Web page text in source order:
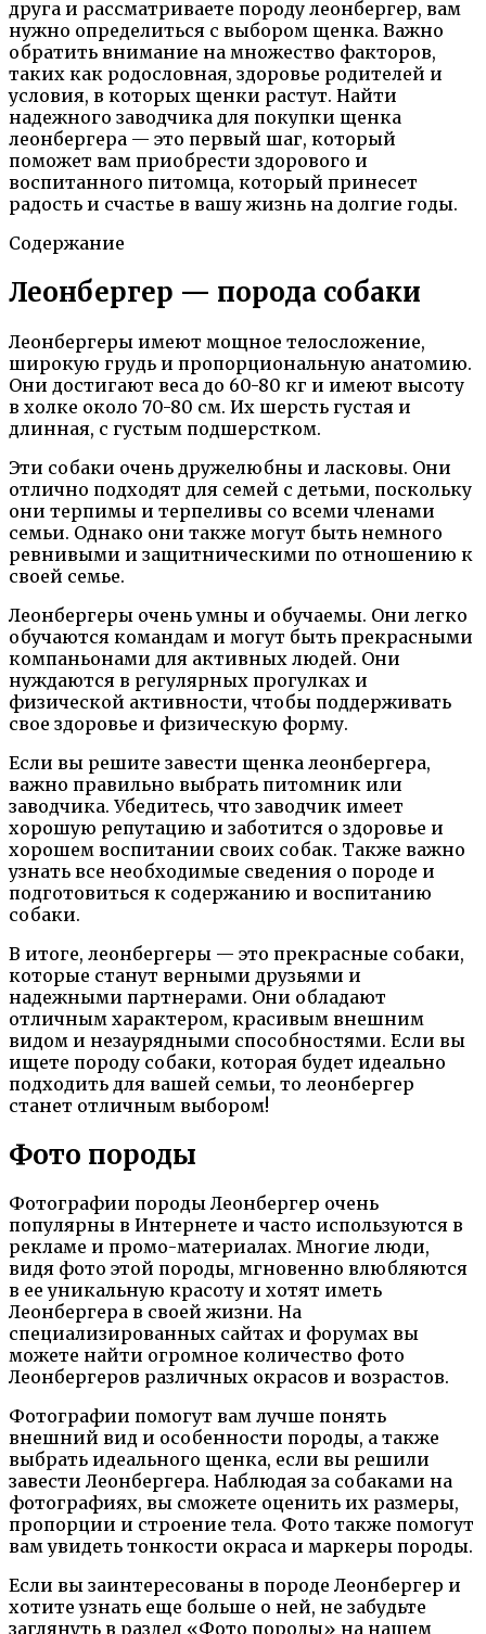
друга и рассматриваете породу леонбергер, вам
нужно определиться с выбором щенка. Важно
обратить внимание на множество факторов,
таких как родословная, здоровье родителей и
условия, в которых щенки растут. Найти
надежного заводчика для покупки щенка
леонбергера — это первый шаг, который
поможет вам приобрести здорового и
воспитанного питомца, который принесет
радость и счастье в вашу жизнь на долгие годы.
Содержание
Леонбергер — порода собаки
Леонбергеры имеют мощное телосложение,
широкую грудь и пропорциональную анатомию.
Они достигают веса до 60-80 кг и имеют высоту
в холке около 70-80 см. Их шерсть густая и
длинная, с густым подшерстком.
Эти собаки очень дружелюбны и ласковы. Они
отлично подходят для семей с детьми, поскольку
они терпимы и терпеливы со всеми членами
семьи. Однако они также могут быть немного
ревнивыми и защитническими по отношению к
своей семье.
Леонбергеры очень умны и обучаемы. Они легко
обучаются командам и могут быть прекрасными
компаньонами для активных людей. Они
нуждаются в регулярных прогулках и
физической активности, чтобы поддерживать
свое здоровье и физическую форму.
Если вы решите завести щенка леонбергера,
важно правильно выбрать питомник или
заводчика. Убедитесь, что заводчик имеет
хорошую репутацию и заботится о здоровье и
хорошем воспитании своих собак. Также важно
узнать все необходимые сведения о породе и
подготовиться к содержанию и воспитанию
собаки.
В итоге, леонбергеры — это прекрасные собаки,
которые станут верными друзьями и
надежными партнерами. Они обладают
отличным характером, красивым внешним
видом и незаурядными способностями. Если вы
ищете породу собаки, которая будет идеально
подходить для вашей семьи, то леонбергер
станет отличным выбором!
Фото породы
Фотографии породы Леонбергер очень
популярны в Интернете и часто используются в
рекламе и промо-материалах. Многие люди,
видя фото этой породы, мгновенно влюбляются
в ее уникальную красоту и хотят иметь
Леонбергера в своей жизни. На
специализированных сайтах и форумах вы
можете найти огромное количество фото
Леонбергеров различных окрасов и возрастов.
Фотографии помогут вам лучше понять
внешний вид и особенности породы, а также
выбрать идеального щенка, если вы решили
завести Леонбергера. Наблюдая за собаками на
фотографиях, вы сможете оценить их размеры,
пропорции и строение тела. Фото также помогут
вам увидеть тонкости окраса и маркеры породы.
Если вы заинтересованы в породе Леонбергер и
хотите узнать еще больше о ней, не забудьте
заглянуть в раздел «Фото породы» на нашем